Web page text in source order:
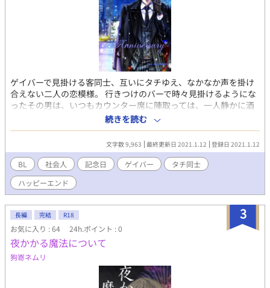
ゲイバーで見掛ける客同士、互いにタチゆえ、なかなか声を掛け
合えない二人の恋模様。 行きつけのバーで時々見掛けるようにな
ったその男は、いつもカウンター席に陣取っては、一人静かに酒
を嗜んでいた。際立つ容姿に優美な仕草は否が応でも目を引いて
やまない。 彼のことが気になって仕方なくなったのは、いつの頃
からだったろうか―― ハッピーエンド読み切り短編です。 ※表紙
イラスト：芳乃カオル様 ※ゲイバーで見かける客同士 / バリタチ
×タチ / 大人の男の恋の駆け引き ※カップリング 周焔×雪吹冰
続きを読む
文字数 9,963 最終更新日 2021.1.12 登録日 2021.1.12
BL 社会人 記念日 ゲイバー
タチ同士
ハッピーエンド
3
長編 完結 R18
お気に入り : 64 24h.ポイント : 0
夜かかる魔法について
狗嵜ネムリ